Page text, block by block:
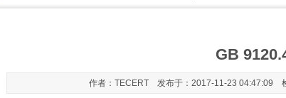
GB
作者：TECERT 发布于：2017-11-23 04:47:09